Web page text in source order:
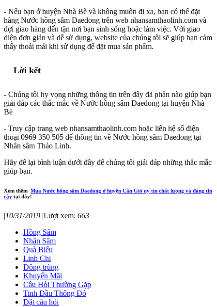
- Nếu bạn ở huyện Nhà Bè và không muốn đi xa, bạn có thể đặt
hàng Nước hồng sâm Daedong trên web nhansamthaolinh.com và
đợi giao hàng đến tận nơi bạn sinh sống hoặc làm việc. Với giao
diện đơn giản và dễ sử dụng, website của chúng tôi sẽ giúp bạn cảm
thấy thoải mái khi sử dụng để đặt mua sản phẩm.
Lời kết
- Chúng tôi hy vọng những thông tin trên đây đã phần nào giúp bạn
giải đáp các thắc mắc về Nước hồng sâm Daedong tại huyện Nhà
Bè
- Truy cập trang web nhansamthaolinh.com hoặc liên hệ số điện
thoại 0969 350 505 để thông tin về Nước hồng sâm Daedong tại
Nhân sâm Thảo Linh.
Hãy để lại bình luận dưới đây để chúng tôi giải đáp những thắc mắc
giúp bạn.
Xem thêm Mua Nước hồng sâm Daedong ở huyện Cần Giờ uy tín chất lượng và đáng tin
cậy tại đây!
|10/31/2019 |Lượt xem: 663
Hồng Sâm
Nhân Sâm
Quà Biếu
Linh Chi
Đông trùng
Khuyến Mãi
Câu Hỏi Thường Gặp
Tinh Dầu Thông Đỏ
Đặt câu hỏi